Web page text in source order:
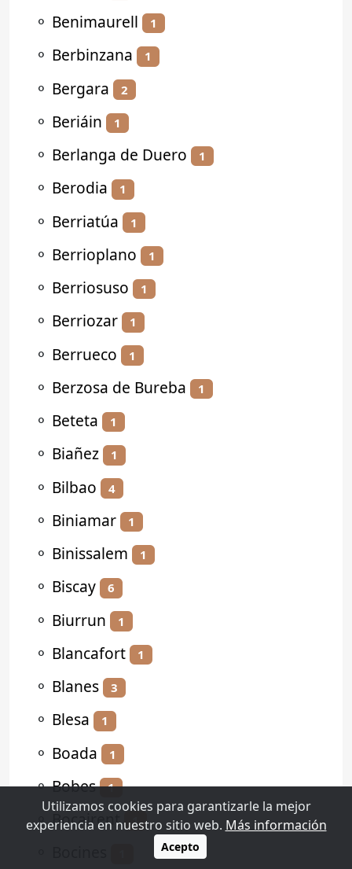
⚬ Benimaurell 1
⚬ Berbinzana 1
⚬ Bergara 2
⚬ Beriáin 1
⚬ Berlanga de Duero 1
⚬ Berodia 1
⚬ Berriatúa 1
⚬ Berrioplano 1
⚬ Berriosuso 1
⚬ Berriozar 1
⚬ Berrueco 1
⚬ Berzosa de Bureba 1
⚬ Beteta 1
⚬ Biañez 1
⚬ Bilbao 4
⚬ Biniamar 1
⚬ Binissalem 1
⚬ Biscay 6
⚬ Biurrun 1
⚬ Blancafort 1
⚬ Blanes 3
⚬ Blesa 1
⚬ Boada 1
⚬Bobes 1
⚬Bocairent 1
Utilizamos cookies para garantizarle la mejor
experiencia en nuestro sitio web. Más información
Acepto